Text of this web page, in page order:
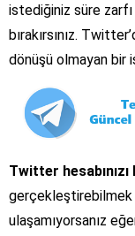
istediğiniz süre zarfı
bırakırsınız.
dönüşü olmayan bir
Twitter
gerçekleştirebilmek
ulaşamıyorsanız